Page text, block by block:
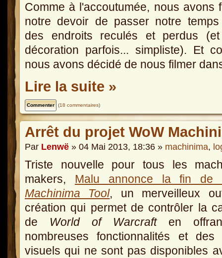
Comme à l'accoutumée, nous avons
notre devoir de passer notre
des endroits reculés et perdus
décoration parfois... simpliste). Et
nous avons décidé de nous filmer
Lire la suite »
(18 commentaires)
Arrêt du projet WoW
Par Lenwë » 04 Mai 2013, 18:36 » machinima,
Triste nouvelle pour tous les
makers, Malu annonce la fin de
Machinima Tool, un merveilleux
création qui permet de contrôler la
de World of Warcraften
nombreuses fonctionnalités et des
visuels qui ne sont pas disponibles